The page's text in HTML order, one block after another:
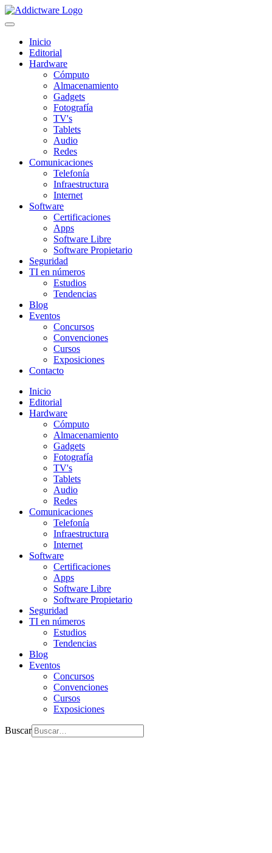
Inicio
Editorial
Hardware
Cómputo
Almacenamiento
Gadgets
Fotografía
TV's
Tablets
Audio
Redes
Comunicaciones
Telefonía
Infraestructura
Internet
Software
Certificaciones
Apps
Software Libre
Software Propietario
Seguridad
TI en números
Estudios
Tendencias
Blog
Eventos
Concursos
Convenciones
Cursos
Exposiciones
Contacto
Inicio
Editorial
Hardware
Cómputo
Almacenamiento
Gadgets
Fotografía
TV's
Tablets
Audio
Redes
Comunicaciones
Telefonía
Infraestructura
Internet
Software
Certificaciones
Apps
Software Libre
Software Propietario
Seguridad
TI en números
Estudios
Tendencias
Blog
Eventos
Concursos
Convenciones
Cursos
Exposiciones
Buscar